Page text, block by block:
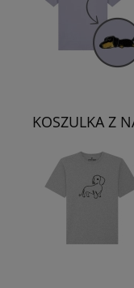
KOSZULKA Z